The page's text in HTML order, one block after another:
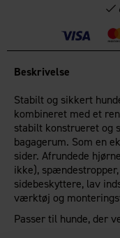
Beskrivelse
Stabilt og sikkert
kombineret med et
stabilt konstrueret og
bagagerum. Som en
sider. Afrundede
ikke),
sidebeskyttere, lav
værktøj og
Passer til hunde, der